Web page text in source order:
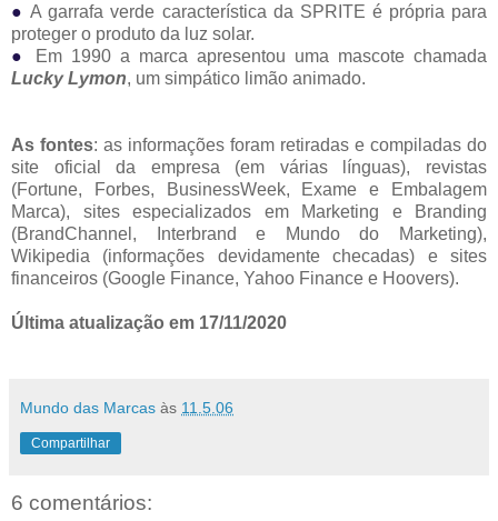
● A garrafa verde característica da SPRITE é própria para
proteger o produto da luz solar.
●
Em 1990 a marca apresentou uma mascote chamada
Lucky Lymon, um simpático limão animado.
As fontes: as informações foram retiradas e compiladas do
site oficial da empresa (em várias línguas), revistas
(Fortune, Forbes, BusinessWeek, Exame e Embalagem
Marca), sites especializados em Marketing e Branding
(BrandChannel, Interbrand e Mundo do Marketing),
Wikipedia (informações devidamente checadas) e sites
financeiros (Google Finance, Yahoo Finance e Hoovers).
Última atualização em 17/11/2020
Mundo das Marcas às 11.5.06
Compartilhar
6 comentários: